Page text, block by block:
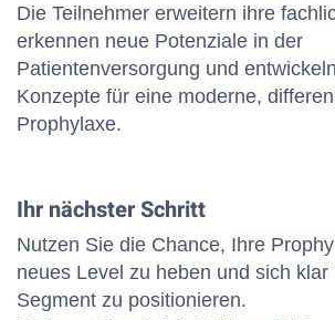
Die Teilnehmer erweitern ihre
erkennen neue Potenziale in der
Patientenversorgung und
Konzepte für eine moderne,
Prophylaxe.
Ihr nächster Schritt
Nutzen Sie die Chance, Ihre
neues Level zu heben und sich klar
Segment zu positionieren.